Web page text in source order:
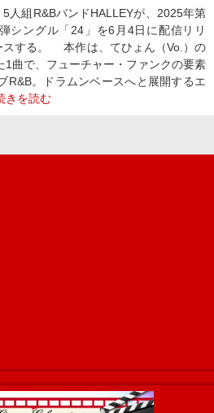
人組R&BバンドHALLEYが、2025年第
シングル「24」を6月4日に配信リリ
スする。 本作は、てひょん（Vo.）の
1曲で、フューチャー・ファンクの要素
R&B。ドラムンベースへと展開するエ
きを読む